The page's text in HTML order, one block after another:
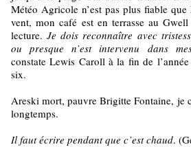
Météo Agricole n’est pas plus fiable
vent, mon café est en terrasse au
lecture.Je dois reconnaître avec
ou presque n’est intervenu dans
constate Lewis Caroll à la fin de
six.
Areski mort, pauvre Brigitte Fontaine, je
longtemps.
Il faut écrire pendant que c’est chaud.